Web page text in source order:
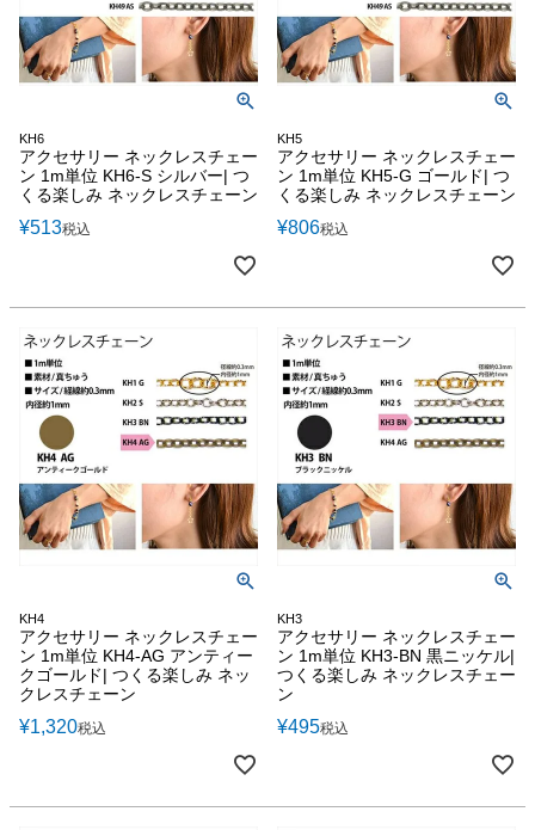
KH6
アクセサリー ネックレスチェー
ン 1m単位 KH6-S シルバー| つ
くる楽しみ ネックレスチェーン
¥513税込
KH5
アクセサリー ネックレスチェー
ン 1m単位 KH5-G ゴールド| つ
くる楽しみ ネックレスチェーン
¥806税込
KH4
アクセサリー ネックレスチェー
ン 1m単位 KH4-AG アンティー
クゴールド| つくる楽しみ ネッ
クレスチェーン
¥1,320税込
KH3
アクセサリー ネックレスチェー
ン 1m単位 KH3-BN 黒ニッケル|
つくる楽しみ ネックレスチェー
ン
¥495税込